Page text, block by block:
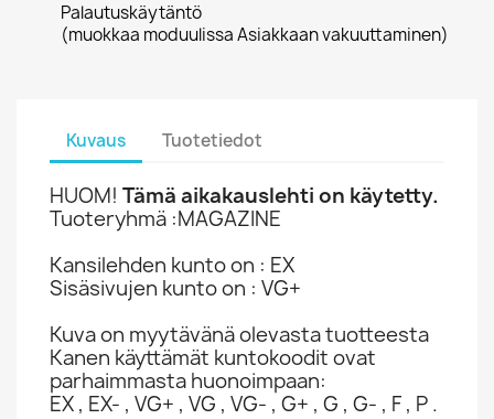
Palautuskäytäntö
(muokkaa moduulissa Asiakkaan vakuuttaminen)
Kuvaus Tuotetiedot
HUOM! Tämä aikakauslehti on käytetty.
Tuoteryhmä :MAGAZINE
Kansilehden kunto on : EX
Sisäsivujen kunto on : VG+
Kuva on myytävänä olevasta tuotteesta
Kanen käyttämät kuntokoodit ovat
parhaimmasta huonoimpaan:
EX , EX- , VG+ , VG , VG- , G+ , G , G- , F , P .